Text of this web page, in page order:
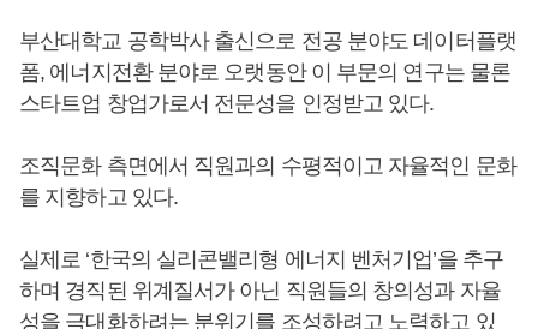
부산대학교 공학박사 출신으로 전공 분야도 데이터플랫
폼, 에너지전환 분야로 오랫동안 이 부문의 연구는 물론
스타트업 창업가로서 전문성을 인정받고 있다.
조직문화 측면에서 직원과의 수평적이고 자율적인 문화
를 지향하고 있다.
실제로 ‘한국의 실리콘밸리형 에너지 벤처기업’을 추구
하며 경직된 위계질서가 아닌 직원들의 창의성과 자율
성을 극대화하려는 분위기를 조성하려고 노력하고 있